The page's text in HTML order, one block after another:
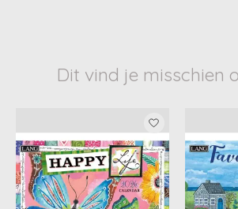
Dit vind je misschien
Items van productcarrousel